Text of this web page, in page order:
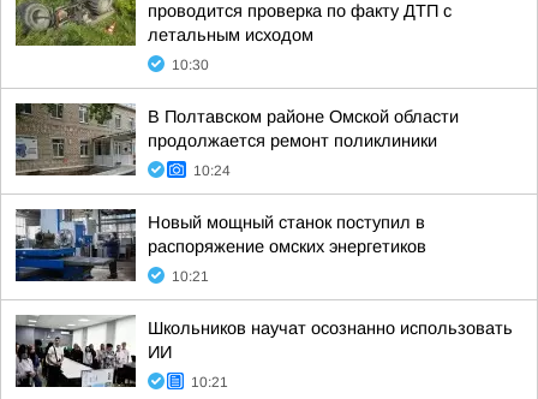
проводится проверка по факту ДТП с
летальным исходом
10:30
В Полтавском районе Омской области
продолжается ремонт поликлиники
10:24
Новый мощный станок поступил в
распоряжение омских энергетиков
10:21
Школьников научат осознанно использовать
ИИ
10:21